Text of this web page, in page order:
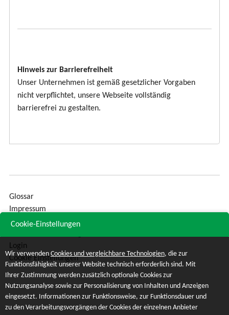
Hinweis zur Barrierefreiheit
Unser Unternehmen ist gemäß gesetzlicher Vorgaben
nicht verpflichtet, unsere Webseite vollständig
barrierefrei zu gestalten.
Glossar
Impressum
Sitemap
Login
Cookie Einstellungen
Cookie-Einstellungen
Wir verwenden Cookies und vergleichbare Technologien, die zur
Funktionsfähigkeit unserer Website technisch erforderlich sind. Mit
Ihrer Zustimmung werden zusätzlich optionale Cookies zur
Nutzungsanalyse sowie zur Personalisierung von Inhalten und Anzeigen
eingesetzt. Informationen zur Funktionsweise, zur Funktionsdauer und
zu den Verarbeitungsvorgängen der Cookies der einzelnen Anbieter